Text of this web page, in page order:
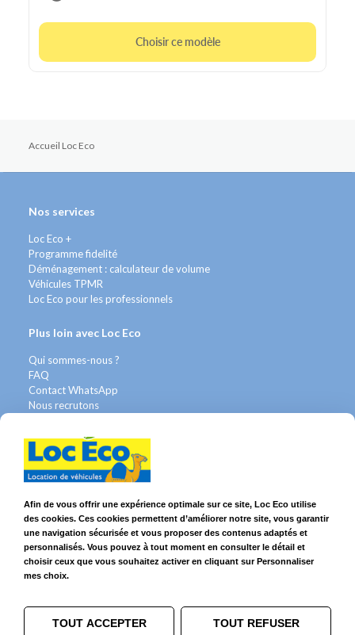
Choisir ce modèle
Accueil Loc Eco
Nos services
Loc Eco +
Programme fidelité
Déménagement : calculateur de volume
Véhicules TPMR
Loc Eco pour les professionnels
Plus loin avec Loc Eco
Qui sommes-nous ?
FAQ
Contact WhatsApp
Nous recrutons
Légal
Franchises & Assurances
Données personnelles
Mentions Légales
Cookies
Suivez-nous sur
Afin de vous offrir une expérience optimale sur ce site, Loc Eco utilise
des cookies. Ces cookies permettent d’améliorer notre site, vous garantir
une navigation sécurisée et vous proposer des contenus adaptés et
personnalisés. Vous pouvez à tout moment en consulter le détail et
choisir ceux que vous souhaitez activer en cliquant sur Personnaliser
mes choix.
TOUT ACCEPTER TOUT REFUSER